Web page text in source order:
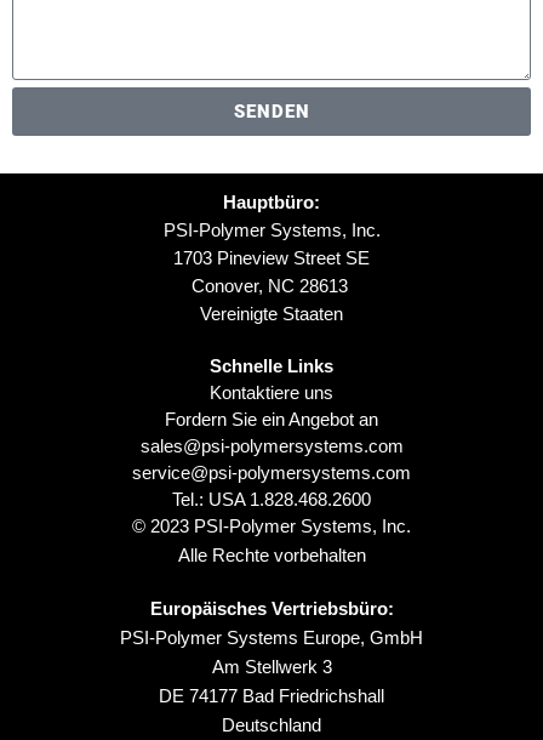
SENDEN
Hauptbüro:
PSI-Polymer Systems, Inc.
1703 Pineview Street SE
Conover, NC 28613
Vereinigte Staaten
Schnelle Links
Kontaktiere uns
Fordern Sie ein Angebot an
sales@psi-polymersystems.com
service@psi-polymersystems.com
Tel.: USA 1.828.468.2600
© 2023 PSI-Polymer Systems, Inc.
Alle Rechte vorbehalten
Europäisches Vertriebsbüro:
PSI-Polymer Systems Europe, GmbH
Am Stellwerk 3
DE 74177 Bad Friedrichshall
Deutschland